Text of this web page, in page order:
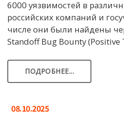
6000 уязвимостей в
российских компаний и
числе они были найдены
Standoff Bug Bounty (Positive
ПОДРОБНЕЕ...
08.10.2025